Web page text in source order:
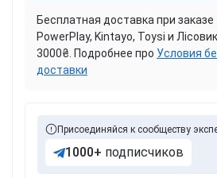
Бесплатная доставка при
PowerPlay, Kintayo, Toysi и
3000₴. Подробнее про Условия
доставки
Присоединяйся к сообществу
1000+ подписчиков